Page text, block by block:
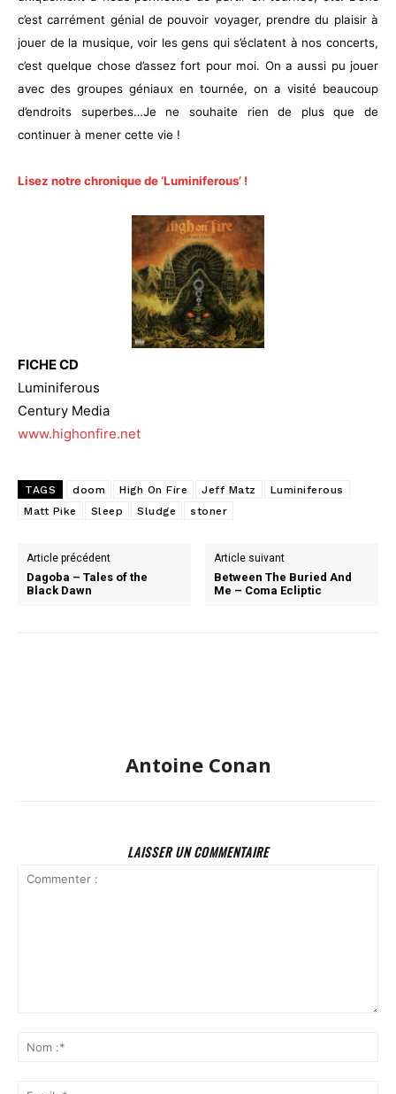
c’est carrément génial de pouvoir voyager, prendre du plaisir à
jouer de la musique, voir les gens qui s’éclatent à nos concerts,
c’est quelque chose d’assez fort pour moi. On a aussi pu jouer
avec des groupes géniaux en tournée, on a visité beaucoup
d’endroits superbes…Je ne souhaite rien de plus que de
continuer à mener cette vie !
Lisez notre chronique de ‘Luminiferous’ !
FICHE CD
Luminiferous
Century Media
www.highonfire.net
TAGS doom High On Fire Jeff Matz
Luminiferous
Matt Pike
Sleep Sludge stoner
Article précédent
Dagoba – Tales of the
Black Dawn
Article suivant
Between The Buried And
Me – Coma Ecliptic
Antoine Conan
LAISSER UN COMMENTAIRE